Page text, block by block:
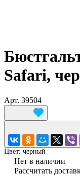
Safari,
Арт. 39504
Цвет: черный
Нет в наличии
Рассчитать